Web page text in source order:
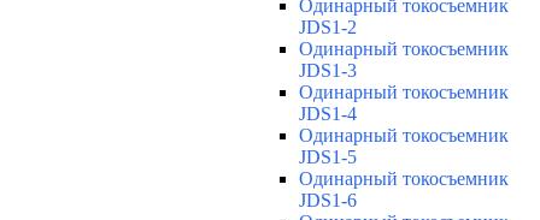
Одинарный токосъемник
JDS1-2
Одинарный токосъемник
JDS1-3
Одинарный токосъемник
JDS1-4
Одинарный токосъемник
JDS1-5
Одинарный токосъемник
JDS1-6